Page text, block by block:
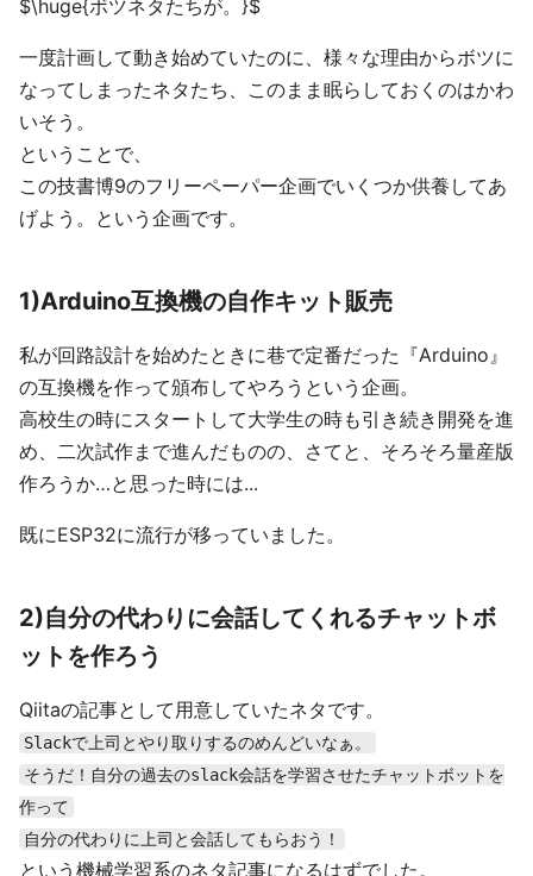
$\huge{ボツネタたちが。}$
一度計画して動き始めていたのに、様々な理由からボツに
なってしまったネタたち、このまま眠らしておくのはかわ
いそう。
ということで、
この技書博9のフリーペーパー企画でいくつか供養してあ
げよう。という企画です。
1)Arduino互換機の自作キット販売
私が回路設計を始めたときに巷で定番だった『Arduino』
の互換機を作って頒布してやろうという企画。
高校生の時にスタートして大学生の時も引き続き開発を進
め、二次試作まで進んだものの、さてと、そろそろ量産版
作ろうか…と思った時には...
既にESP32に流行が移っていました。
2)自分の代わりに会話してくれるチャットボ
ットを作ろう
Qiitaの記事として用意していたネタです。
Slackで上司とやり取りするのめんどいなぁ。
そうだ！自分の過去のslack会話を学習させたチャットボットを
作って
自分の代わりに上司と会話してもらおう！
という機械学習系のネタ記事になるはずでした。